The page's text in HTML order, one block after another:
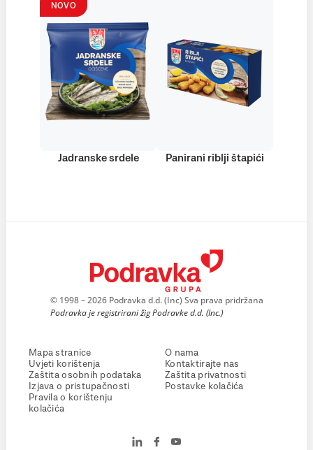
NOVO
Jadranske srdele Panirani riblji štapići
© 1998 – 2026 Podravka d.d. (Inc) Sva prava pridržana
Podravka je registrirani žig Podravke d.d. (Inc.)
Mapa stranice
Uvjeti korištenja
Zaštita osobnih podataka
Izjava o pristupačnosti
Pravila o korištenju
kolačića
O nama
Kontaktirajte nas
Zaštita privatnosti
Postavke kolačića